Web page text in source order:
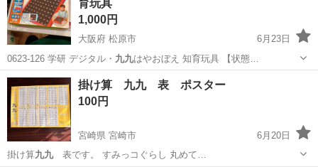
育玩具
1,000円
大阪府 松原市
6月23日
0623-126 学研 デジタル・ 九九 はやおぼえ 知育玩具 【状態…
大阪 松原市 おもちゃ 九九
掛け算 九九 表 ポスター
100円
宮崎県 宮崎市
6月20日
掛け算九九 表です。 すみっコぐらし 丸めて…